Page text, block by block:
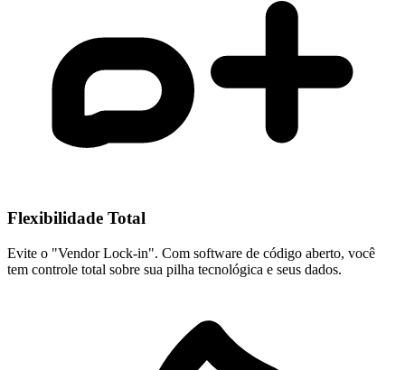
Flexibilidade Total
Evite o "Vendor Lock-in". Com software de código aberto, você
tem controle total sobre sua pilha tecnológica e seus dados.